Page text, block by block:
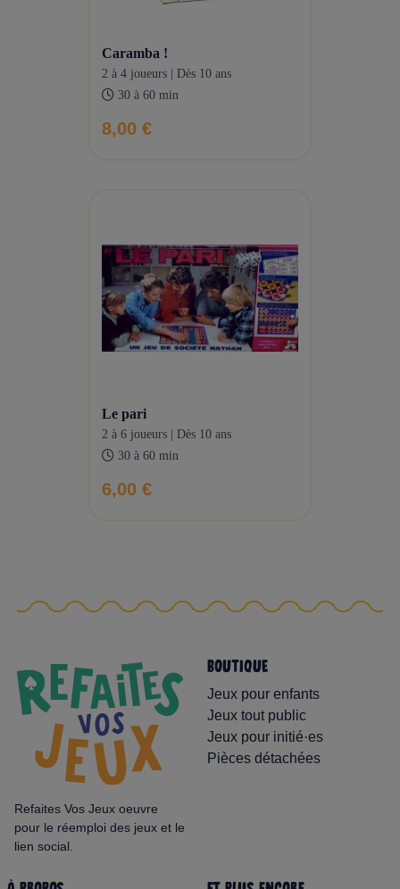
caramba !
2 à 4 joueurs | Dès 10 ans
30 à 60 min
8,00 €
le pari
2 à 6 joueurs | Dès 10 ans
30 à 60 min
6,00 €
Refaites Vos Jeux oeuvre
pour le réemploi des jeux et le
lien social.
BOUTIQUE
Jeux pour enfants
Jeux tout public
Jeux pour initié·es
Pièces détachées